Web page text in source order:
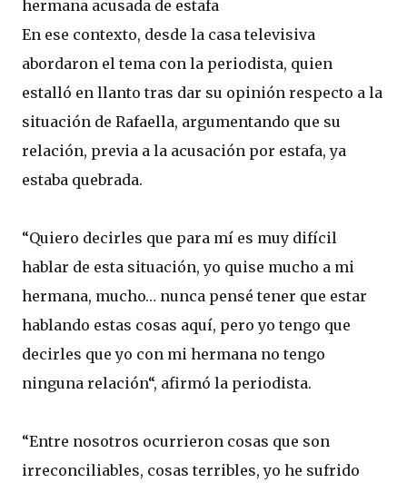
hermana acusada de estafa
En ese contexto, desde la casa televisiva
abordaron el tema con la periodista, quien
estalló en llanto tras dar su opinión respecto a la
situación de Rafaella, argumentando que su
relación, previa a la acusación por estafa, ya
estaba quebrada.
“Quiero decirles que para mí es muy difícil
hablar de esta situación, yo quise mucho a mi
hermana, mucho… nunca pensé tener que estar
hablando estas cosas aquí, pero yo tengo que
decirles que yo con mi hermana no tengo
ninguna relación“, afirmó la periodista.
“Entre nosotros ocurrieron cosas que son
irreconciliables, cosas terribles, yo he sufrido